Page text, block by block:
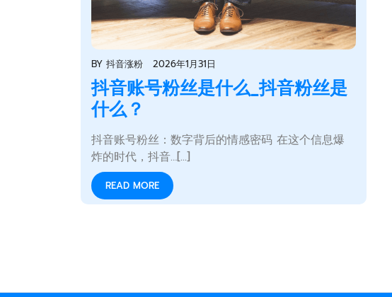
BY 抖音涨粉 2026年1月31日
抖音账号粉丝是什么_抖音粉丝是
什么？
抖音账号粉丝：数字背后的情感密码 在这个信息爆
炸的时代，抖音…[...]
READ MORE